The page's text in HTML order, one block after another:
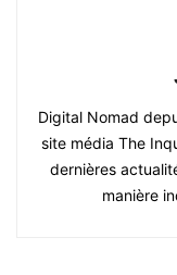
Digital Nomad
site média The
dernières
manière